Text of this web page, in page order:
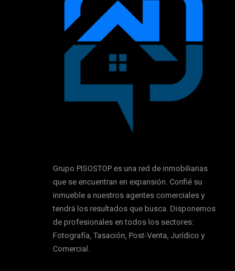
Grupo PISOSTOP es una red de inmobiliarias
que se encuentran en expansión. Confié su
inmueble a nuestros agentes comerciales y
tendrá los resultados que busca. Disponemos
de profesionales en todos los sectores:
Fotografía, Tasación, Post-Venta, Jurídico y
Comercial.